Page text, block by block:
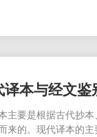
译本与经文鉴
主要是根据古代抄
来的。现代译本的